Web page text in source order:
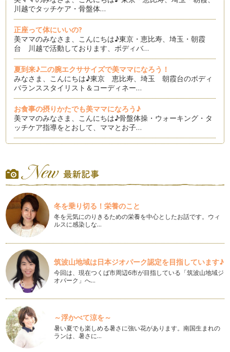
川越でタッチケア・骨盤体…
正座って体にいいの?
美ママのみなさま、こんにちは♪東京・恵比寿、埼玉・朝霞
台 川越で活動しております、ボディバ…
夏到来♪二の腕エクササイズで美ママになろう！
みなさま、こんにちは♪東京 恵比寿、埼玉 朝霞台のボディ
バランススタイリスト＆コーディネー…
お食事の摂りかたでも美ママになろう♪
美ママのみなさま、こんにちは♪骨盤体操・ウォーキング・タ
ッチケア指導をとおして、ママとお子…
マも多いのでは?ジムに行ったりしな…
美ママを作る★時短ながらエクササイズ②！
紫外線の強い季節になりました。 こちらの記事を読ま…
美ママを作る★時短ながらエクササイズをやってみよう！
太もものサイズが寿命に関係するかもしれない。細ければ短命
に。との研究のお話を聴いたことはあ…
美ママ親子でお気軽タッチケアを楽しもう！(背中・脚編)
美ママ親子のみなさま、こんにちは♪ボディバランススタイリ
ストHiROEです。 さて…
美ママ親子でお気軽タッチケアを楽しもう！(腕・お腹編)
美ママ親子のみなさま、こんにちは♪ 今回の記事はタ…
美ママ親子の春のセレモニーで輝こう！(写真編)
美ママの皆さま、こんにちは♪春。新入園・新入学を迎えるお
子さま、ご家族の皆さま、おめでとう…
冬を乗り切る！栄養のこと
冬を元気にのりきるための栄養を中心としたお話です。ウィ
ルスに感染しな…
筑波山地域は日本ジオパーク認定を目指しています♪
今回は、現在つくば市周辺6市が目指している「筑波山地域ジ
オパーク」へ…
～浮かべて涼を～
暑い夏でも楽しめる暑さに強い花があります。南国生まれの
ランは、暑さに…